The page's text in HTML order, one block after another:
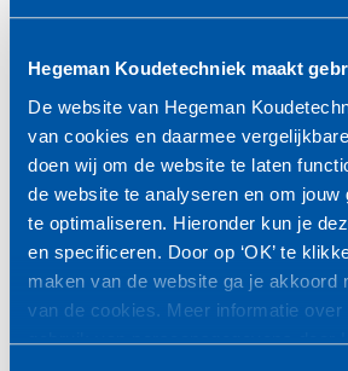
Hegeman Koudetechniek maakt
De website van Hegeman
van cookies en daarmee
doen wij om de website te laten
de website te analyseren en om jouw
te optimaliseren. Hieronder kun je
en specificeren. Door op ‘OK’ te
maken van de website ga je akkoord
van de cookies. Meer informatie over
gebruik van persoonsgegevens door
Zeer uitgebreide infrarood bediening
eenvoudig in te stellen functies, zoals
auto-swing, horizontale en/of verticale
economy functie, on/off en 24-uur
Belangrijke kenmerken:
Economy functie voor nog efficiëntere